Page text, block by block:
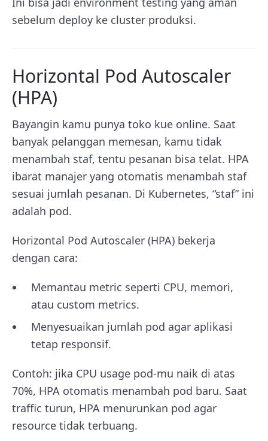
sebelum deploy ke cluster produksi.
Horizontal Pod Autoscaler
(HPA)
Bayangin kamu punya toko kue online. Saat
banyak pelanggan memesan, kamu tidak
menambah staf, tentu pesanan bisa telat. HPA
ibarat manajer yang otomatis menambah staf
sesuai jumlah pesanan. Di Kubernetes, “staf” ini
adalah pod.
Horizontal Pod Autoscaler (HPA) bekerja
dengan cara:
Memantau metric seperti CPU, memori,
atau custom metrics.
Menyesuaikan jumlah pod agar aplikasi
tetap responsif.
Contoh: jika CPU usage pod-mu naik di atas
70%, HPA otomatis menambah pod baru. Saat
traffic turun, HPA menurunkan pod agar
resource tidak terbuang.